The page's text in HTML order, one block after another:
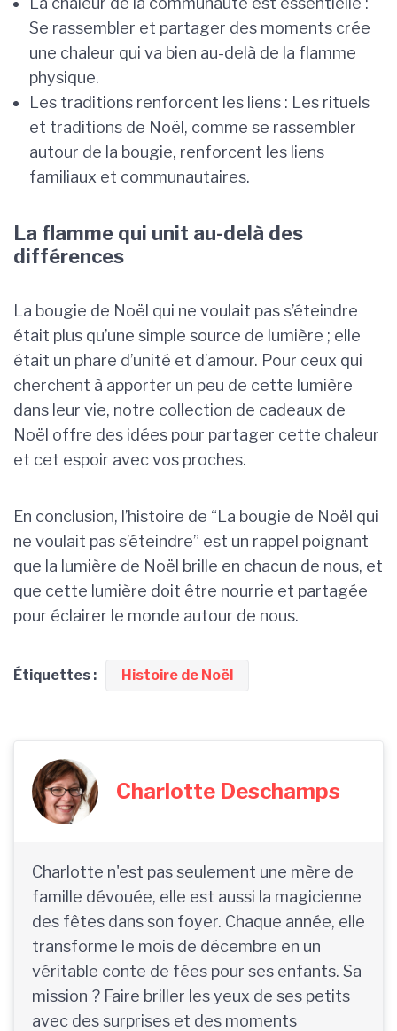
Se rassembler et partager des moments crée
une chaleur qui va bien au-delà de la flamme
physique.
Les traditions renforcent les liens : Les rituels
et traditions de Noël, comme se rassembler
autour de la bougie, renforcent les liens
familiaux et communautaires.
La flamme qui unit au-delà des
différences
La bougie de Noël qui ne voulait pas s’éteindre
était plus qu’une simple source de lumière ; elle
était un phare d’unité et d’amour. Pour ceux qui
cherchent à apporter un peu de cette lumière
dans leur vie, notre collection de cadeaux de
Noël offre des idées pour partager cette chaleur
et cet espoir avec vos proches.
En conclusion, l’histoire de “La bougie de Noël qui
ne voulait pas s’éteindre” est un rappel poignant
que la lumière de Noël brille en chacun de nous, et
que cette lumière doit être nourrie et partagée
pour éclairer le monde autour de nous.
Étiquettes : Histoire de Noël
Charlotte Deschamps
Charlotte n'est pas seulement une mère de
famille dévouée, elle est aussi la magicienne
des fêtes dans son foyer. Chaque année, elle
transforme le mois de décembre en un
véritable conte de fées pour ses enfants. Sa
mission ? Faire briller les yeux de ses petits
avec des surprises et des moments